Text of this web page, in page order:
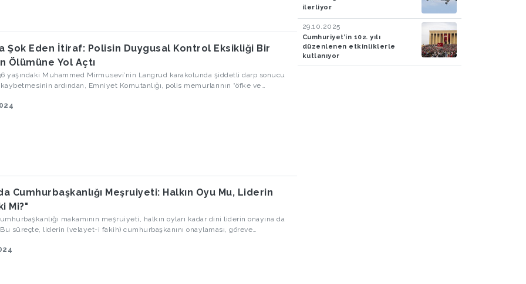
Şok Eden İtiraf: Polisin Duygusal Kontrol Eksikliği Bir
Ölümüne Yol Açtı
yaşındaki Muhammed Mirmusevi’nin Langrud karakolunda şiddetli darp sonucu
kaybetmesinin ardından, Emniyet Komutanlığı, polis memurlarının “öfke ve
görevden alındı, diğer sorumlu personel ise açığa alındı. Mirmusevi’nin
Cumhurbaşkanlığı Meşruiyeti: Halkın Oyu Mu, Liderin
Mi?"
makamının meşruiyeti, halkın oyları kadar dini liderin onayına da
Bu süreçte, liderin (velayet-i fakih) cumhurbaşkanını onaylaması, göreve
ilerliyor
29.10.2025
Cumhuriyet’in 102. yılı
düzenlenen etkinliklerle
kutlanıyor